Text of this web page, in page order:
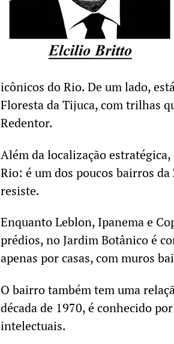
icônicos do Rio. De um lado,
Floresta da Tijuca, com trilhas
Redentor.
Além da localização
Rio: é um dos poucos bairros
resiste.
Enquanto Leblon, Ipanema e
prédios, no Jardim Botânico é
apenas por casas, com muros
O bairro também tem uma
década de 1970, é conhecido
intelectuais.